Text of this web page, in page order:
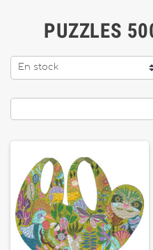
PUZZLES
En stock